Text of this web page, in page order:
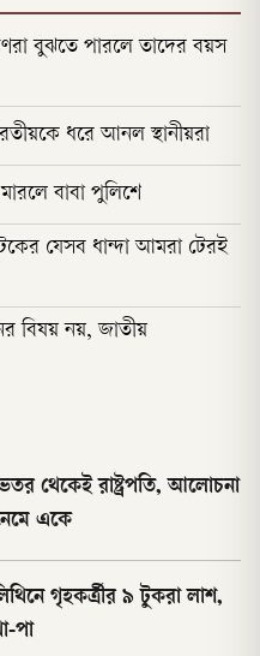
বুঝতে পারলে তাদের বয়স
ধরে আনল স্থানীয়রা
বাবা পুলিশে
যেসব ধান্দা আমরা টেরই
বিষয় নয়, জাতীয়
থেকেই রাষ্ট্রপতি, আলোচনা
একে
গৃহকর্ত্রীর ৯ টুকরা লাশ,
পা